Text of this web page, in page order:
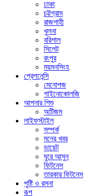
ঢাকা
চট্টগ্রাম
রাজশাহী
খুলনা
বরিশাল
সিলেট
রংপুর
ময়মনসিংহ
প্রেগনেন্সি
মেনোপজ
গাইনোকোলজি
আপনার শিশু
অটিজম
লাইফস্টাইল
সম্পর্ক
মনের খবর
ডায়েট
ঘুরে আসুন
ফিটনেস
তারকার ফিটনেস
পুষ্টি ও রসনা
রূপ